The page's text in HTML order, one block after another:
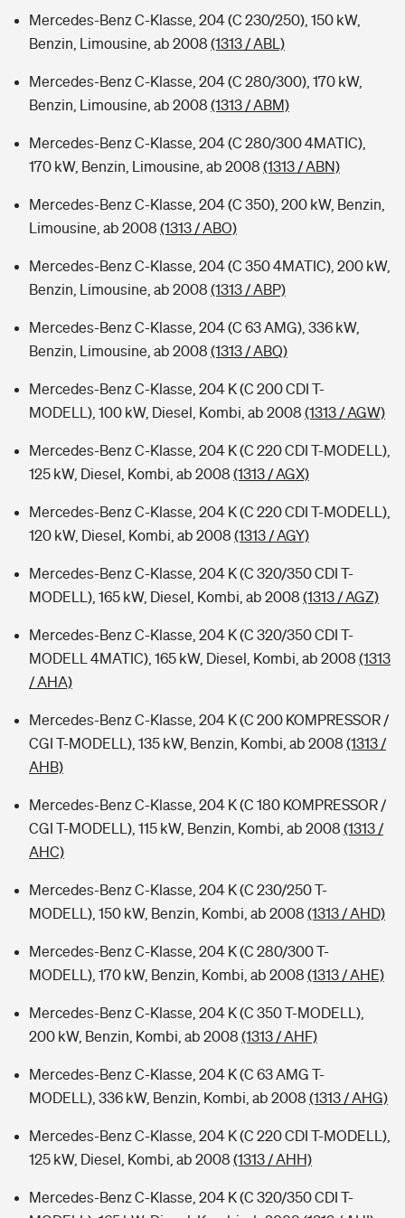
Mercedes-Benz C-Klasse, 204 (C 230/250), 150 kW,
Benzin, Limousine, ab 2008 (1313 / ABL)
Mercedes-Benz C-Klasse, 204 (C 280/300), 170 kW,
Benzin, Limousine, ab 2008 (1313 / ABM)
Mercedes-Benz C-Klasse, 204 (C 280/300 4MATIC),
170 kW, Benzin, Limousine, ab 2008 (1313 / ABN)
Mercedes-Benz C-Klasse, 204 (C 350), 200 kW, Benzin,
Limousine, ab 2008 (1313 / ABO)
Mercedes-Benz C-Klasse, 204 (C 350 4MATIC), 200 kW,
Benzin, Limousine, ab 2008 (1313 / ABP)
Mercedes-Benz C-Klasse, 204 (C 63 AMG), 336 kW,
Benzin, Limousine, ab 2008 (1313 / ABQ)
Mercedes-Benz C-Klasse, 204 K (C 200 CDI T-
MODELL), 100 kW, Diesel, Kombi, ab 2008 (1313 / AGW)
Mercedes-Benz C-Klasse, 204 K (C 220 CDI T-MODELL),
125 kW, Diesel, Kombi, ab 2008 (1313 / AGX)
Mercedes-Benz C-Klasse, 204 K (C 220 CDI T-MODELL),
120 kW, Diesel, Kombi, ab 2008 (1313 / AGY)
Mercedes-Benz C-Klasse, 204 K (C 320/350 CDI T-
MODELL), 165 kW, Diesel, Kombi, ab 2008 (1313 / AGZ)
Mercedes-Benz C-Klasse, 204 K (C 320/350 CDI T-
MODELL 4MATIC), 165 kW, Diesel, Kombi, ab 2008 (1313
/ AHA)
Mercedes-Benz C-Klasse, 204 K (C 200 KOMPRESSOR /
CGI T-MODELL), 135 kW, Benzin, Kombi, ab 2008 (1313 /
AHB)
Mercedes-Benz C-Klasse, 204 K (C 180 KOMPRESSOR /
CGI T-MODELL), 115 kW, Benzin, Kombi, ab 2008 (1313 /
AHC)
Mercedes-Benz C-Klasse, 204 K (C 230/250 T-
MODELL), 150 kW, Benzin, Kombi, ab 2008 (1313 / AHD)
Mercedes-Benz C-Klasse, 204 K (C 280/300 T-
MODELL), 170 kW, Benzin, Kombi, ab 2008 (1313 / AHE)
Mercedes-Benz C-Klasse, 204 K (C 350 T-MODELL),
200 kW, Benzin, Kombi, ab 2008 (1313 / AHF)
Mercedes-Benz C-Klasse, 204 K (C 63 AMG T-
MODELL), 336 kW, Benzin, Kombi, ab 2008 (1313 / AHG)
Mercedes-Benz C-Klasse, 204 K (C 220 CDI T-MODELL),
125 kW, Diesel, Kombi, ab 2008 (1313 / AHH)
Mercedes-Benz C-Klasse, 204 K (C 320/350 CDI T-